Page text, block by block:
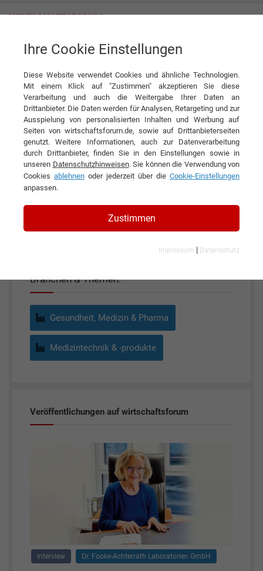
Dr. Fooke-Achterrath Laboratorien GmbH
KONTAKT
Dr. Fooke-Achterrath
Laboratorien GmbH
Branchen & Themen:
Gesundheit, Medizin & Pharma
Medizintechnik & -produkte
Veröffentlichungen auf wirtschaftsforum
Interview Dr. Fooke-Achterrath Laboratorien GmbH
Ihre Cookie Einstellungen
Diese Website verwendet Cookies und ähnliche Technologien.
Mit einem Klick auf "Zustimmen" akzeptieren Sie diese
Verarbeitung und auch die Weitergabe Ihrer Daten an
Drittanbieter. Die Daten werden für Analysen, Retargeting und zur
Ausspielung von personalisierten Inhalten und Werbung auf
Seiten von wirtschaftsforum.de, sowie auf Drittanbieterseiten
genutzt. Weitere Informationen, auch zur Datenverarbeitung
durch Drittanbieter, finden Sie in den Einstellungen sowie in
unseren Datenschutzhinweisen. Sie können die Verwendung von
Cookies ablehnen oder jederzeit über die Cookie-Einstellungen
anpassen.
Zustimmen
Impressum | Datenschutz